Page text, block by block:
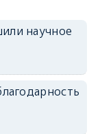
научное